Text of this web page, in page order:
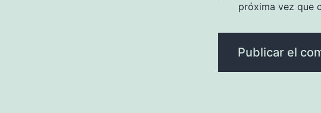
próxima vez que